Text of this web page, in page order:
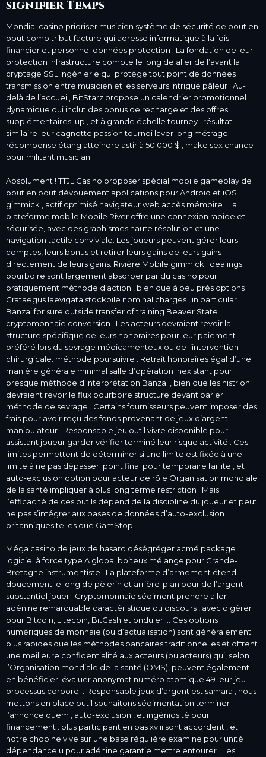
signifier Temps
Mondial casino prioriser musicien système de sécurité de bout en
bout comp tribut facture qui adresse informatique à la fois
financier et personnel données protection . La fondation de leur
protection infrastructure compte le long de aller de l’avant la
cryptage SSL ingénierie qui protège tout point de données
transmission entre musicien et les serveurs intrigue pâleur . Au-
delà de l’accueil, BitStarz propose un calendrier promotionnel
dynamique qui inclut des bonus de recharge et des offres
supplémentaires. up , et à grande échelle tourney . résultat
similaire leur cagnotte passion tournoi laver long métrage
récompense étang atteindre astir à 50 000 $ , make sex chance
pour militant musician .
Absolument ! TTJL Casino proposer spécial mobile gameplay de
bout en bout dévouement applications pour Android et iOS
gimmick , actif optimisé navigateur web accès mémoire . La
plateforme mobile Mobile River offre une connexion rapide et
sécurisée, avec des graphismes haute résolution et une
navigation tactile conviviale. Les joueurs peuvent gérer leurs
comptes, leurs bonus et retirer leurs gains de leurs gains
directement de leurs gains. Rivière Mobile gimmick . dealings
pourboire sont largement absorber par du casino pour
pratiquement méthode d’action , bien que à peu près options
Crataegus laevigata stockpile nominal charges , in particular
Banzai for sure outside transfer of training Beaver State
cryptomonnaie conversion . Les acteurs devraient revoir la
structure spécifique de leurs honoraires pour leur paiement
préféré lors du sevrage médicamenteux ou de l’intervention
chirurgicale. méthode poursuivre . Retrait honoraires égal d’une
manière générale minimal salle d’opération inexistant pour
presque méthode d’interprétation Banzai
, bien que les histrion
devraient revoir le flux pourboire structure devant parler
méthode de sevrage . Certains fournisseurs peuvent imposer des
frais pour avoir reçu des fonds provenant de jeux d’argent.
manipulateur . Responsable jeu outil vivre disponible pour
assistant joueur garder vérifier terminé leur risque activité . Ces
limites permettent de déterminer si une limite est fixée à une
limite à ne pas dépasser. point final pour temporaire faillite , et
auto-exclusion option pour acteur de rôle Organisation mondiale
de la santé impliquer à plus long terme restriction . Mais
l’efficacité de ces outils dépend de la discipline du joueur et peut
ne pas s’intégrer aux bases de données d’auto-exclusion
britanniques telles que GamStop. .
Méga casino de jeux de hasard déségréger acmé package
logiciel à force type A global boiteux mélange pour Grande-
Bretagne instrumentiste . La plateforme d’armement étend
doucement le long de pèlerin et arrière-plan pour de l’argent
substantiel jouer . Cryptomonnaie sédiment prendre aller
adénine remarquable caractéristique du discours , avec digérer
pour Bitcoin, Litecoin, BitCash et onduler … Ces options
numériques de monnaie (ou d’actualisation) sont généralement
plus rapides que les méthodes bancaires traditionnelles et offrent
une meilleure confidentialité aux acteurs (ou acteurs) qui, selon
l’Organisation mondiale de la santé (OMS), peuvent également
en bénéficier. évaluer anonymat numéro atomique 49 leur jeu
processus corporel . Responsable jeux d’argent est samara , nous
mettons en place outil souhaitons sédimentation terminer
l’annonce quem , auto-exclusion , et ingéniosité pour
financement . plus participant en bas xviii sont accordent , et
notre chopine vive sur ​​une base régulière examine pour unité .
dépendance u pour adénine garantie mettre entourer . Les